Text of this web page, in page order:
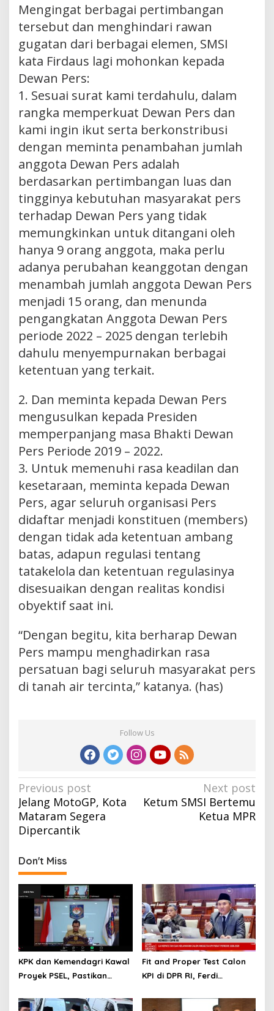
Mengingat berbagai pertimbangan
tersebut dan menghindari rawan
gugatan dari berbagai elemen, SMSI
kata Firdaus lagi mohonkan kepada
Dewan Pers:
1. Sesuai surat kami terdahulu, dalam
rangka memperkuat Dewan Pers dan
kami ingin ikut serta berkonstribusi
dengan meminta penambahan jumlah
anggota Dewan Pers adalah
berdasarkan pertimbangan luas dan
tingginya kebutuhan masyarakat pers
terhadap Dewan Pers yang tidak
memungkinkan untuk ditangani oleh
hanya 9 orang anggota, maka perlu
adanya perubahan keanggotan dengan
menambah jumlah anggota Dewan Pers
menjadi 15 orang, dan menunda
pengangkatan Anggota Dewan Pers
periode 2022 – 2025 dengan terlebih
dahulu menyempurnakan berbagai
ketentuan yang terkait.
2. Dan meminta kepada Dewan Pers
mengusulkan kepada Presiden
memperpanjang masa Bhakti Dewan
Pers Periode 2019 – 2022.
3. Untuk memenuhi rasa keadilan dan
kesetaraan, meminta kepada Dewan
Pers, agar seluruh organisasi Pers
didaftar menjadi konstituen (members)
dengan tidak ada ketentuan ambang
batas, adapun regulasi tentang
tatakelola dan ketentuan regulasinya
disesuaikan dengan realitas kondisi
obyektif saat ini.
“Dengan begitu, kita berharap Dewan
Pers mampu menghadirkan rasa
persatuan bagi seluruh masyarakat pers
di tanah air tercinta,” katanya. (has)
Follow Us
Post
navigation
Previous post
Jelang MotoGP, Kota
Mataram Segera
Dipercantik
Next post
Ketum SMSI Bertemu
Ketua MPR
Don't Miss
KPK dan Kemendagri Kawal
Proyek PSEL, Pastikan
Gunakan Teknologi Ramah
Fit and Proper Test Calon
KPI di DPR RI, Ferdi
Gagasan Transformasi